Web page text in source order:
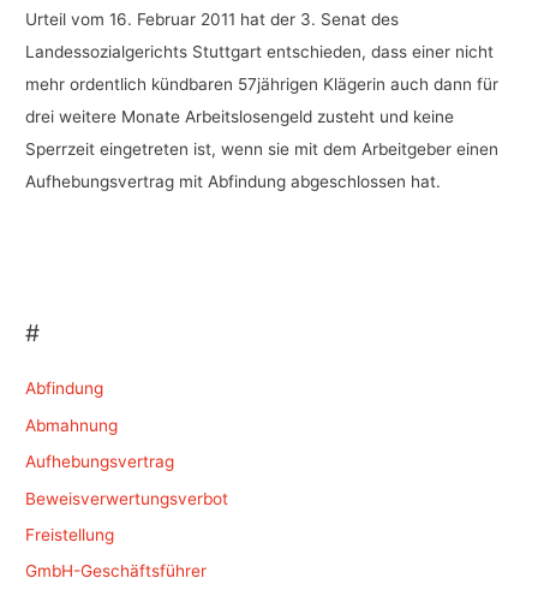
gezahlter
Abfindung?
Urteil vom 16. Februar 2011 hat der 3. Senat des
Landessozialgerichts Stuttgart entschieden, dass einer nicht
mehr ordentlich kündbaren 57jährigen Klägerin auch dann für
drei weitere Monate Arbeitslosengeld zusteht und keine
Sperrzeit eingetreten ist, wenn sie mit dem Arbeitgeber einen
Aufhebungsvertrag mit Abfindung abgeschlossen hat.
#
Abfindung
Abmahnung
Aufhebungsvertrag
Beweisverwertungsverbot
Freistellung
GmbH-Geschäftsführer